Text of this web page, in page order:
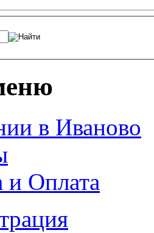
в Иваново
и Оплата